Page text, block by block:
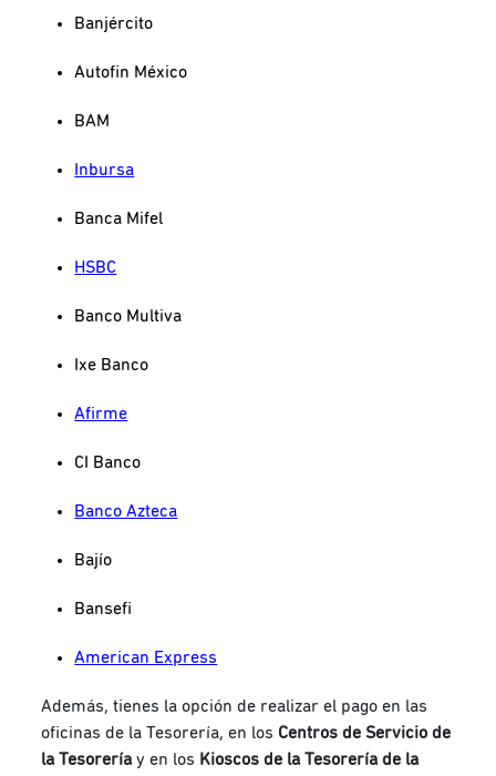
Banjército
Autofin México
BAM
Inbursa
Banca Mifel
HSBC
Banco Multiva
Ixe Banco
Afirme
CI Banco
Banco Azteca
Bajío
Bansefi
American Express
Además, tienes la opción de realizar el pago en las
oficinas de la Tesorería, en los Centros de Servicio de
la Tesorería y en los Kioscos de la Tesorería de la